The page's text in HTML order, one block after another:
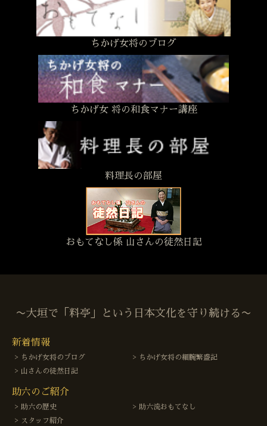
ちかげ女将のブログ
ちかげ女 将の和食マナー講座
料理長の部屋
おもてなし係 山さんの徒然日記
〜大垣で「料亭」という日本文化を守り続ける〜
新着情報
ちかげ女将のブログ
ちかげ女将の細腕繁盛記
山さんの徒然日記
助六のご紹介
助六の歴史
助六流おもてなし
スタッフ紹介